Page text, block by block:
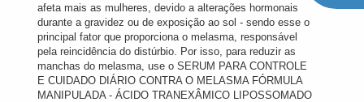
afeta mais as mulheres, devido a alterações hormonais
durante a gravidez ou de exposição ao sol - sendo esse o
principal fator que proporciona o melasma, responsável
pela reincidência do distúrbio. Por isso, para reduzir as
manchas do melasma, use o SERUM PARA CONTROLE
E CUIDADO DIÁRIO CONTRA O MELASMA FÓRMULA
MANIPULADA - ÁCIDO TRANEXÂMICO LIPOSSOMADO